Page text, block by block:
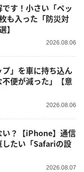
す！小さい「ペッ
も入った「防災対
】
2026.08.06
」を車に持ち込ん
便が減った」【意
2026.08.06
い？【iPhone】通信
たい「Safariの設
2026.08.07